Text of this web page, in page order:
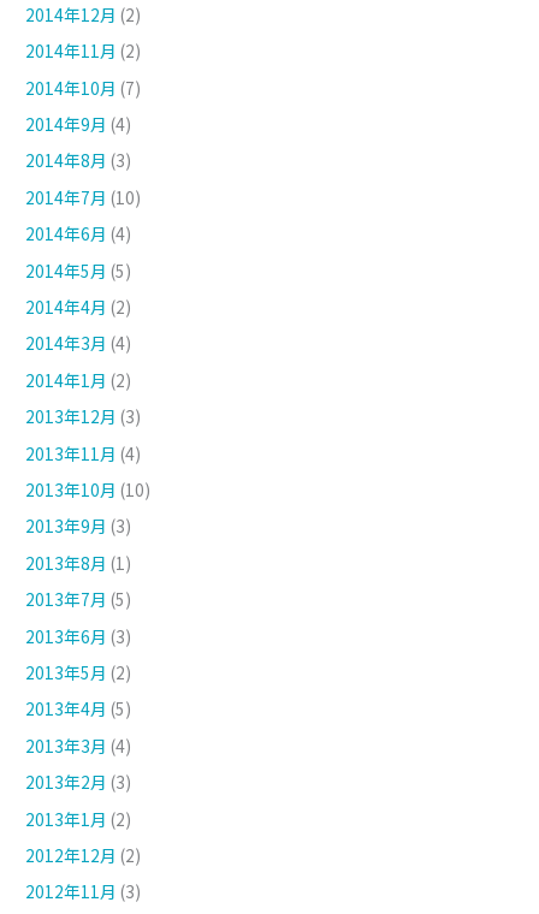
2014年12月 (2)
2014年11月 (2)
2014年10月 (7)
2014年9月 (4)
2014年8月 (3)
2014年7月 (10)
2014年6月 (4)
2014年5月 (5)
2014年4月 (2)
2014年3月 (4)
2014年1月 (2)
2013年12月 (3)
2013年11月 (4)
2013年10月 (10)
2013年9月 (3)
2013年8月 (1)
2013年7月 (5)
2013年6月 (3)
2013年5月 (2)
2013年4月 (5)
2013年3月 (4)
2013年2月 (3)
2013年1月 (2)
2012年12月 (2)
2012年11月 (3)